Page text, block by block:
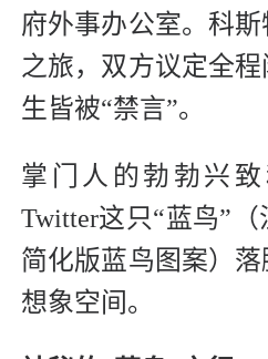
府外事办公室。科
之旅，双方议定全
生皆被“禁言”。
掌门人的勃勃兴
Twitter这只“蓝鸟”
简化版蓝鸟图案）
想象空间。